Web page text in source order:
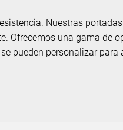
Nuestras
Ofrecemos una gama de
pueden personalizar